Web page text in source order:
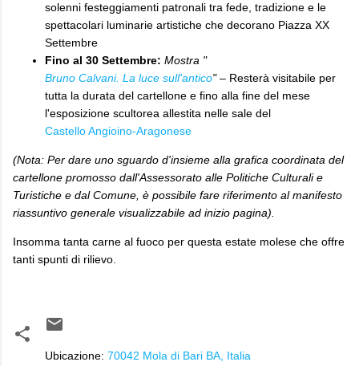
solenni festeggiamenti patronali tra fede, tradizione e le
spettacolari luminarie artistiche che decorano Piazza XX
Settembre
Fino al 30 Settembre: Mostra "
Bruno Calvani. La luce sull'antico"– Resterà visitabile per
tutta la durata del cartellone e fino alla fine del mese
l'esposizione scultorea allestita nelle sale del
Castello Angioino-Aragonese
(Nota: Per dare uno sguardo d'insieme alla grafica coordinata del
cartellone promosso dall'Assessorato alle Politiche Culturali e
Turistiche e dal Comune, è possibile fare riferimento al manifesto
riassuntivo generale visualizzabile ad inizio pagina).
Insomma tanta carne al fuoco per questa estate molese che offre
tanti spunti di rilievo.
Ubicazione: 70042 Mola di Bari BA, Italia